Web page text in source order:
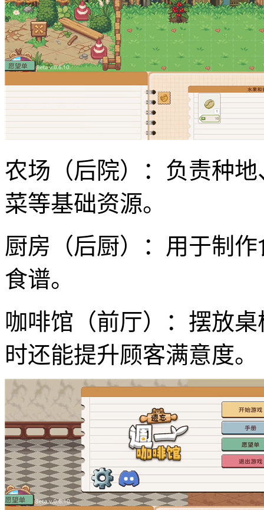
农场（后院）：负责种
菜等基础资源。
厨房（后厨）：用于制
食谱。
咖啡馆（前厅）：摆放
时还能提升顾客满意度。